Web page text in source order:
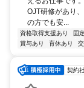
OJT研修があり
の方でも安...
資格取得支援あり 固
賞与あり
育休あり
契約